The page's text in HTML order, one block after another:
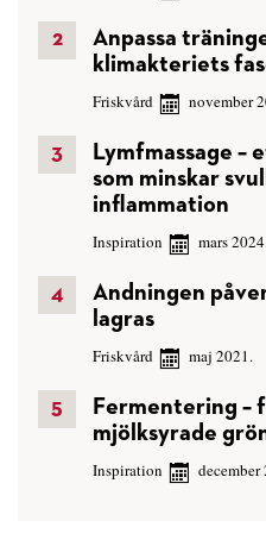
Anpassa
klimakteriets
Friskvård november
Lymfmassage –
som minskar
inflammation
Inspiration mars
Andningen
lagras
Friskvård maj 2021.
Fermentering –
mjölksyrade
Inspiration december